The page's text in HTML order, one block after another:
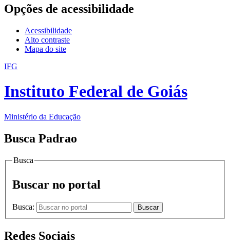
Opções de acessibilidade
Acessibilidade
Alto contraste
Mapa do site
IFG
Instituto Federal de Goiás
Ministério da Educação
Busca Padrao
Busca
Buscar no portal
Busca: Buscar
Redes Sociais